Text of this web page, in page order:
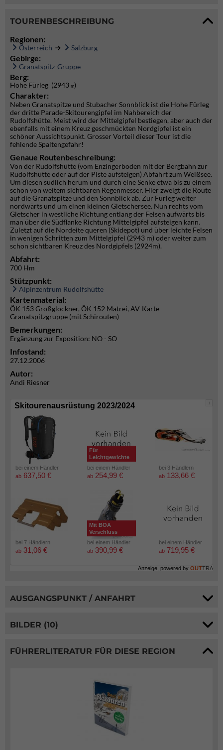
TOURENBESCHREIBUNG
Regionen:
Österreich Salzburg
Gebirge:
Granatspitz-Gruppe
Berg:
Hohe Fürleg (2943 m)
Charakter:
Neben Granatspitze und Stubacher Sonnblick ist die Hohe Fürleg
der dritte Parade-Skitourengipfel im Nahbereich der
Rudolfshütte. Meist wird der Mittelgipfel bestiegen, aber auch der
ebenfalls mit einem Kreuz geschmückten Nordgipfel ist ein
schöner Aussichtspunkt. Grosser Vorteil dieser Tour ist die
fehlende Spaltengefahr!
Genaue Routenbeschreibung:
Von der Rudolfshütte (vom Enzingerboden mit der Bergbahn zur
Rudolfshütte oder auf der Piste aufsteigen) Abfahrt zum Weißsee.
Um diesen südlich herum und durch eine Senke etwa bis zu einem
schon von weitem sichtbaren Regenmesser. Hier zweigt die Route
auf die Granatspitze und den Sonnblick ab. Zur Fürleg weiter
nordwärts und um einen kleinen Gletschersee. Nun rechts vom
Gletscher in westliche Richtung entlang der Felsen aufwärts bis
man über die Südflanke Richtung Mittelgipfel aufsteigen kann.
Zuletzt auf die Nordeite queren (Skidepot) und über leichte Felsen
in wenigen Schritten zum Mittelgipfel (2943 m) oder weiter zum
schon sichtbaren Kreuz des Nordgipfels (2924m).
Abfahrt:
700 Hm
Stützpunkt:
Alpinzentrum Rudolfshütte
Kartenmaterial:
ÖK 153 Großglockner, ÖK 152 Matrei, AV-Karte
Granatspitzgruppe (mit Schirouten)
Bemerkungen:
Ergänzung zur Exposition: NO - SO
Infostand:
27.12.2006
Autor:
Andi Riesner
i
Skitourenausrüstung 2023/2024
bei einem Händler
ab 637,50 €
Für
Leichtgewichte
bei einem Händler
ab 254,99 €
bei 3 Händlern
ab 133,66 €
bei 7 Händlern
ab 31,06 €
Mit BOA
Verschluss
bei einem Händler
ab 390,99 €
bei einem Händler
ab 719,95 €
Anzeige, powered by OUTTRA
AUSGANGSPUNKT / ANFAHRT
BILDER (10)
FÜHRERLITERATUR FÜR DIESE REGION